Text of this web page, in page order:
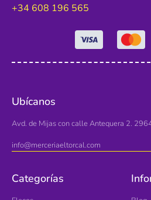
+34 608 196 565
Ubícanos
Avd. de Mijas con calle Antequera 2.
info@merceriaeltorcal.com
Categorías